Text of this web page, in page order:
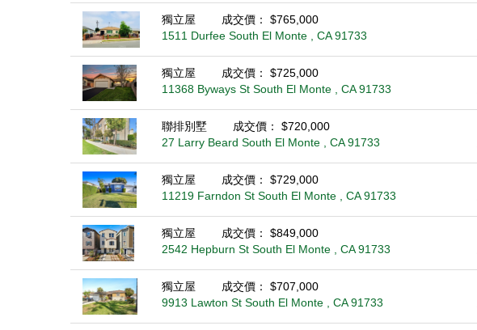
獨立屋
成交價： $765,000
1511 Durfee South El Monte , CA 91733
獨立屋
成交價： $725,000
11368 Byways St South El Monte , CA 91733
聯排別墅
成交價： $720,000
27 Larry Beard South El Monte , CA 91733
獨立屋
成交價： $729,000
11219 Farndon St South El Monte , CA 91733
獨立屋
成交價： $849,000
2542 Hepburn St South El Monte , CA 91733
獨立屋
成交價： $707,000
9913 Lawton St South El Monte , CA 91733